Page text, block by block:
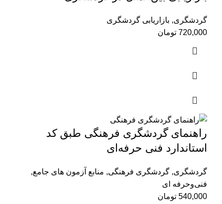
گردشگری, بازاریابی گردشگری
720,000 تومان
راهنمای گردشگری فرهنگی طبق کد
استاندارد فنی حرفه‌ای
گردشگری, گردشگری فرهنگی, منابع آزمون های جامع,
فنی‌وحرفه‌ ای
540,000 تومان